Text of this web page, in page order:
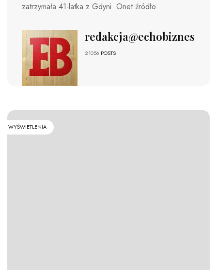
zatrzymała 41-latka z Gdyni Onet źródło
redakcja@echobiznesu.pl
21056 POSTS
WYŚWIETLENIA